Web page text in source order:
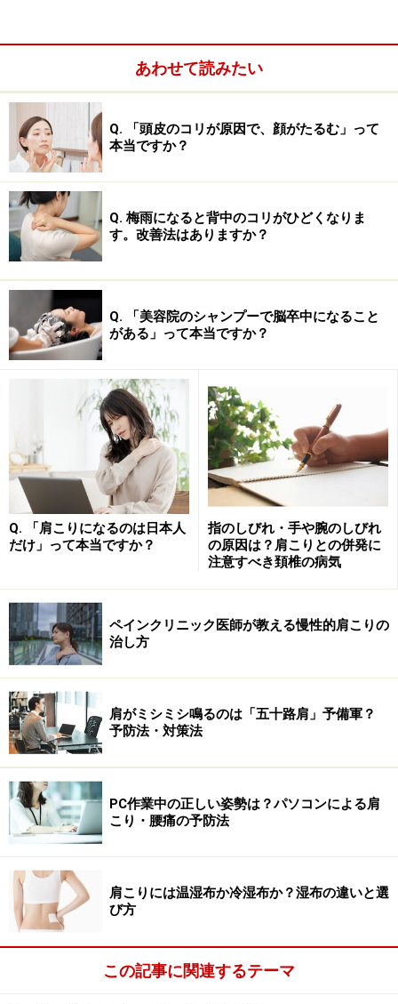
腰は負荷から免れられない！
腰は体の中でもとても重要な場所です。腰より上（上半
身）の重みを受け止めなくてはなりません。私たちの日
常生活では、腰に負担のかからない良い姿勢をとり続け
るということが困難だと思います。
デスクワークを例にとっても、机上の書類に記入すると
いう作業をスムーズに行うには、頭の位置は少し下げな
くてはなりません。頭の位置が重心の線からズレただけ
で、腰にかかる負担は強くなりやすいのです。
た「腰に負担をかけざるを得ない生活」を余儀なく強い
られる方は、「腰痛体操」を生活の中にとりいれてみま
腰周りの筋肉が硬くなってしまうと、関節の動きも制限
されてしまい、腰を動かした時に痛みや張り、体が固ま
ったように感じるかもしれません。わかりやすいのは、
おじぎ（前屈）と反らす（伸展）動作です。「イタタ
タ・・・」とつい口に出してしまうほど、腰周りの筋肉
が硬くなる場合もあり得ます。左右に腰を捻っても、捻
じりやすさに左右差がでることも。
体操が恥ずかしくない職場づくりを！
休憩がとりやすく、ストレッチができるような職場が良い
ですね。
腰の筋肉の張り感を緩和させ、腰痛を予防するために
は、とにかく腰周りの筋肉を動かしてあげることです。
立ちっぱなし、座りっぱなし、中腰姿勢などでは、腰を
ぐれるように腰を動かし、血行を促進させましょう。
ずかしくて体を動かせないという人はとても多いようで
す。体がつらくない状態で、能率よく仕事をこなすため
あわせて読みたい
Q. 「頭皮のコリが原因で、顔がたるむ」って
本当ですか？
Q. 梅雨になると背中のコリがひどくなりま
す。改善法はありますか？
Q. 「美容院のシャンプーで脳卒中になること
がある」って本当ですか？
Q. 「肩こりになるのは日本人
だけ」って本当ですか？
指のしびれ・手や腕のしびれ
の原因は？肩こりとの併発に
注意すべき頚椎の病気
ペインクリニック医師が教える慢性的肩こりの
治し方
肩がミシミシ鳴るのは「五十路肩」予備軍？
予防法・対策法
PC作業中の正しい姿勢は？パソコンによる肩
こり・腰痛の予防法
肩こりには温湿布か冷湿布か？湿布の違いと選
び方
この記事に関連するテーマ